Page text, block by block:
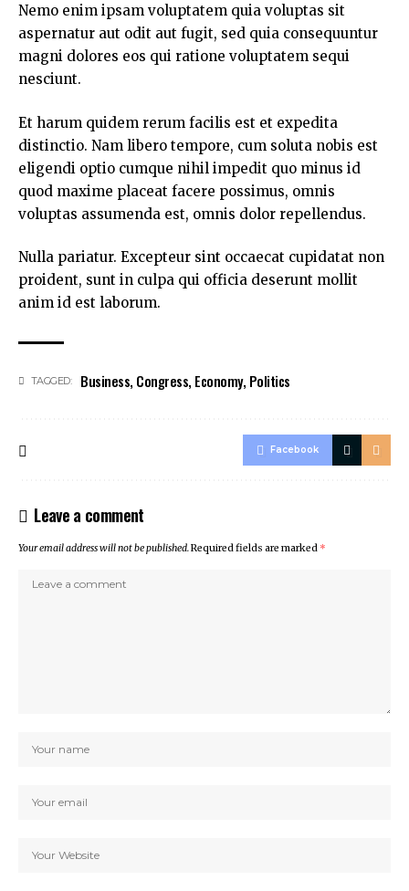
Nemo enim ipsam voluptatem quia voluptas sit
aspernatur aut odit aut fugit, sed quia consequuntur
magni dolores eos qui ratione voluptatem sequi
nesciunt.
Et harum quidem rerum facilis est et expedita
distinctio. Nam libero tempore, cum soluta nobis est
eligendi optio cumque nihil impedit quo minus id
quod maxime placeat facere possimus, omnis
voluptas assumenda est, omnis dolor repellendus.
Nulla pariatur. Excepteur sint occaecat cupidatat non
proident, sunt in culpa qui officia deserunt mollit
anim id est laborum.
TAGGED: Business, Congress, Economy, Politics
Facebook
Leave a comment
Your email address will not be published.Required fields are marked *